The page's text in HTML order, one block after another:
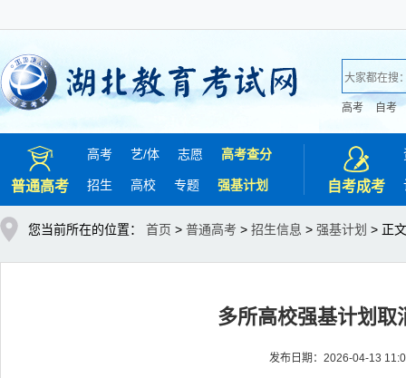
高考 自考
普通高考
高考 艺/体 志愿 高考查分
招生 高校 专题 强基计划 自考成考
您当前所在的位置： 首页 > 普通高考 > 招生信息 > 强基计划 > 正文
多所高校强基计划取
发布日期：2026-04-13